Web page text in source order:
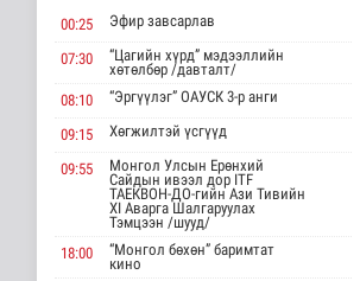
импорт тасралтгүй
хийгдэж байна
Нийгэм
8 цаг 33 минутын өмнө
АНУ импортлогчдод
100 тэрбум
ам.долларын
тарифын..
Дэлхийд
8 цаг 33 минутын өмнө
00:25 Эфир завсарлав
07:30
“Цагийн хүрд” мэдээллийн
хөтөлбөр /давталт/
08:10
“Эргүүлэг” ОАУСК 3-р анги
09:15 Хөгжилтэй үсгүүд
09:55
Монгол Улсын Ерөнхий
Сайдын ивээл дор ITF
ТАЕКВОН-ДО-гийн Ази Тивийн
XI Аварга Шалгаруулах
Тэмцээн /шууд/
18:00
“Монгол бөхөн” баримтат
кино